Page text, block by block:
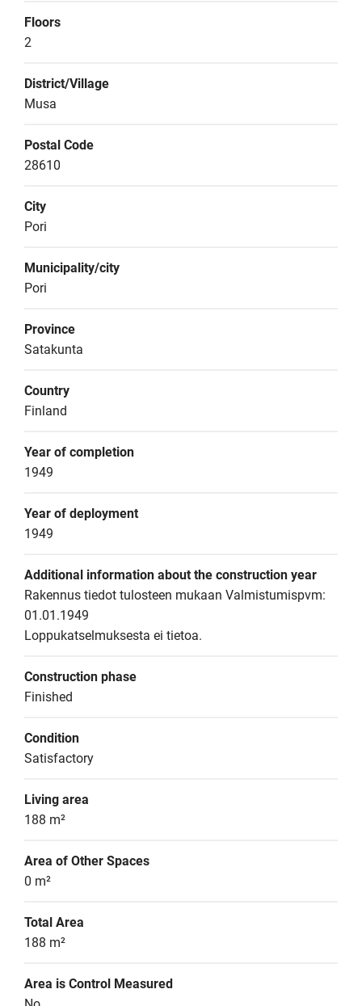
Floors
2
District/Village
Musa
Postal Code
28610
City
Pori
Municipality/city
Pori
Province
Satakunta
Country
Finland
Year of completion
1949
Year of deployment
1949
Additional information about the construction year
Rakennus tiedot tulosteen mukaan Valmistumispvm:
01.01.1949
Loppukatselmuksesta ei tietoa.
Construction phase
Finished
Condition
Satisfactory
Living area
188 m²
Area of Other Spaces
0 m²
Total Area
188 m²
Area is Control Measured